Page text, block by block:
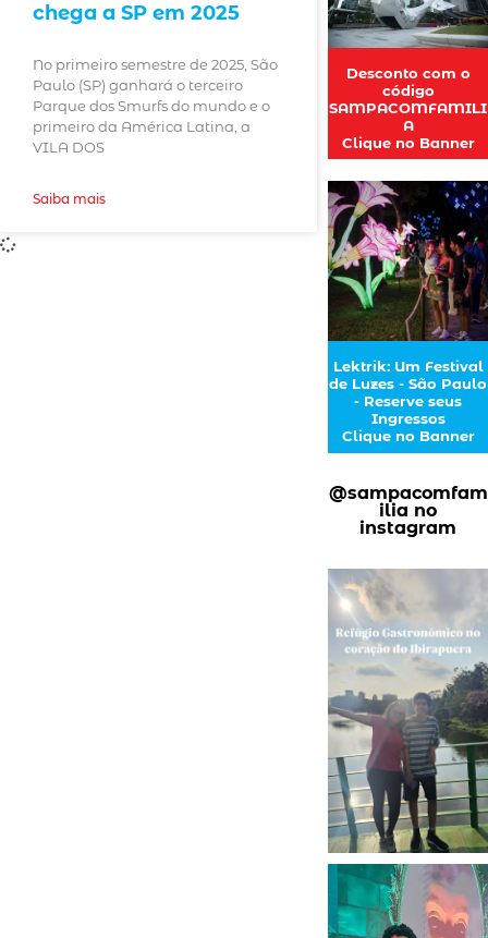
chega a SP em 2025
No primeiro semestre de 2025, São
Paulo (SP) ganhará o terceiro
Parque dos Smurfs do mundo e o
primeiro da América Latina, a
VILA DOS
Saiba mais
Desconto com o
código
SAMPACOMFAMILI
A
Clique no Banner
Lektrik: Um Festival
de Luzes - São Paulo
- Reserve seus
Ingressos
Clique no Banner
@sampacomfam
ilia no
instagram